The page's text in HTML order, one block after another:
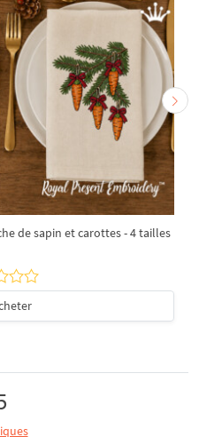
de sapin et carottes - 4 tailles